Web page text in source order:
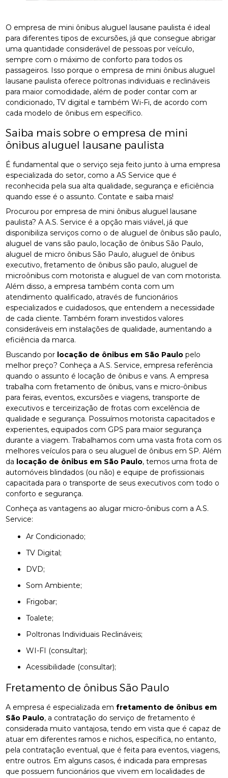
O empresa de mini ônibus aluguel lausane paulista é ideal
para diferentes tipos de excursões, já que consegue abrigar
uma quantidade considerável de pessoas por veículo,
sempre com o máximo de conforto para todos os
passageiros. Isso porque o empresa de mini ônibus aluguel
lausane paulista oferece poltronas individuais e reclináveis
para maior comodidade, além de poder contar com ar
condicionado, TV digital e também Wi-Fi, de acordo com
cada modelo de ônibus em específico.
Saiba mais sobre o empresa de mini
ônibus aluguel lausane paulista
É fundamental que o serviço seja feito junto à uma empresa
especializada do setor, como a AS Service que é
reconhecida pela sua alta qualidade, segurança e eficiência
quando esse é o assunto. Contate e saiba mais!
Procurou por empresa de mini ônibus aluguel lausane
paulista? A A.S. Service é a opção mais viável, já que
disponibiliza serviços como o de aluguel de ônibus são paulo,
aluguel de vans são paulo, locação de ônibus São Paulo,
aluguel de micro ônibus São Paulo, aluguel de ônibus
executivo, fretamento de ônibus são paulo, aluguel de
microônibus com motorista e aluguel de van com motorista.
Além disso, a empresa também conta com um
atendimento qualificado, através de funcionários
especializados e cuidadosos, que entendem a necessidade
de cada cliente. Também foram investidos valores
consideráveis em instalações de qualidade, aumentando a
eficiência da marca.
Buscando por locação de ônibus em São Paulo pelo
melhor preço? Conheça a A.S. Service, empresa referência
quando o assunto é locação de ônibus e vans. A empresa
trabalha com fretamento de ônibus, vans e micro-ônibus
para feiras, eventos, excursões e viagens, transporte de
executivos e terceirização de frotas com excelência de
qualidade e segurança. Possuímos motorista capacitados e
experientes, equipados com GPS para maior segurança
durante a viagem. Trabalhamos com uma vasta frota com os
melhores veículos para o seu aluguel de ônibus em SP. Além
da locação de ônibus em São Paulo, temos uma frota de
automóveis blindados (ou não) e equipe de profissionais
capacitada para o transporte de seus executivos com todo o
conforto e segurança.
Conheça as vantagens ao alugar micro-ônibus com a A.S.
Service:
Ar Condicionado;
TV Digital;
DVD;
Som Ambiente;
Frigobar;
Toalete;
Poltronas Individuais Reclináveis;
WI-FI (consultar);
Acessibilidade (consultar);
Fretamento de ônibus São Paulo
A empresa é especializada emfretamento de ônibus em
São Paulo, a contratação do serviço de fretamento é
considerada muito vantajosa, tendo em vista que é capaz de
atuar em diferentes ramos e nichos, específica, no entanto,
pela contratação eventual, que é feita para eventos, viagens,
entre outros. Em alguns casos, é indicada para empresas
que possuem funcionários que vivem em localidades de